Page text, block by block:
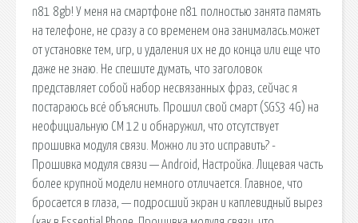
n81 8gb! У меня на смартфоне n81 полностью занята память
на телефоне, не сразу а со временем она занималась.может
от установке тем, игр, и удаления их не до конца или еще что
даже не знаю. Не спешите думать, что заголовок
представляет собой набор несвязанных фраз, сейчас я
постараюсь всё объяснить. Прошил свой смарт (SGS3 4G) на
неофициальную СМ 12 и обнаружил, что отсутствует
прошивка модуля связи. Можно ли это исправить? -
Прошивка модуля связи — Android, Настройка. Лицевая часть
более крупной модели немного отличается. Главное, что
бросается в глаза, — подросший экран и каплевидный вырез